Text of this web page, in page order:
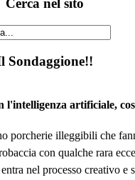
Cerca nel sito
Sondaggione!!
artificiale,
porcherie illeggibili che
con qualche rara
nel processo creativo